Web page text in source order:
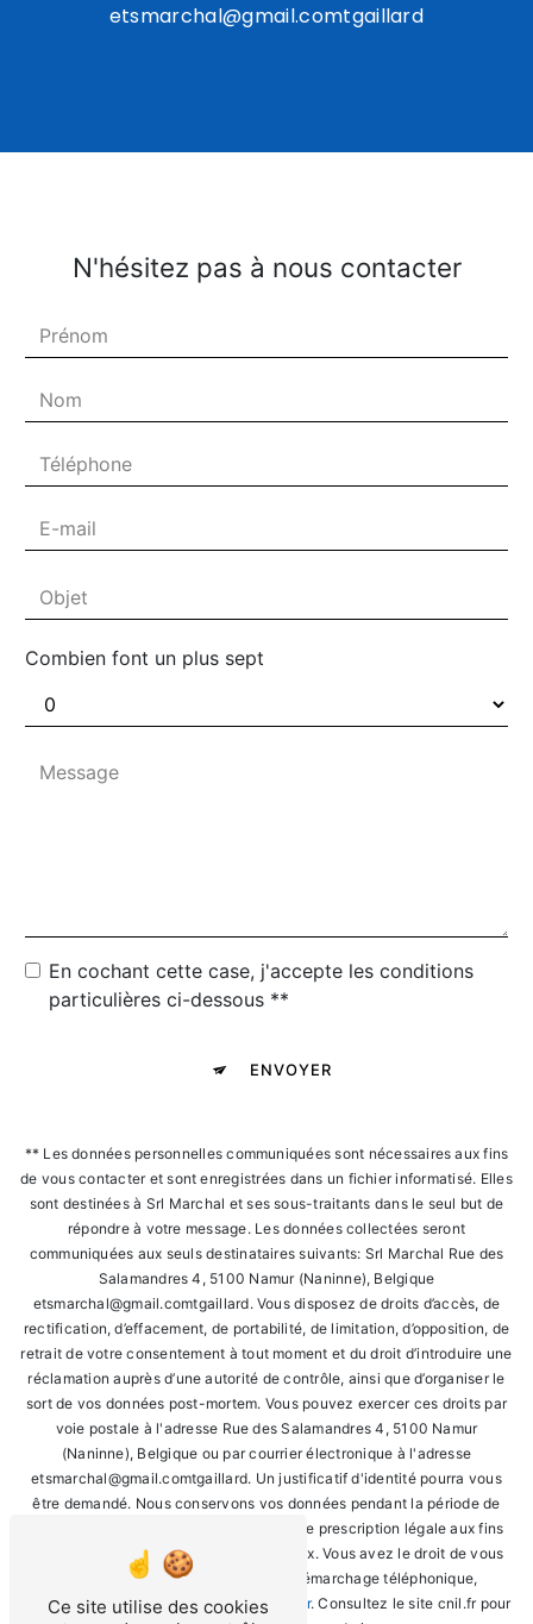
etsmarchal@gmail.comtgaillard
N'hésitez pas à nous contacter
Combien font un plus sept
En cochant cette case, j'accepte les conditions
particulières ci-dessous **
ENVOYER
** Les données personnelles communiquées sont nécessaires aux fins
de vous contacter et sont enregistrées dans un fichier informatisé. Elles
sont destinées à Srl Marchal et ses sous-traitants dans le seul but de
répondre à votre message. Les données collectées seront
communiquées aux seuls destinataires suivants: Srl Marchal Rue des
Salamandres 4, 5100 Namur (Naninne), Belgique
etsmarchal@gmail.comtgaillard. Vous disposez de droits d’accès, de
rectification, d’effacement, de portabilité, de limitation, d’opposition, de
retrait de votre consentement à tout moment et du droit d’introduire une
réclamation auprès d’une autorité de contrôle, ainsi que d’organiser le
sort de vos données post-mortem. Vous pouvez exercer ces droits par
voie postale à l'adresse Rue des Salamandres 4, 5100 Namur
(Naninne), Belgique ou par courrier électronique à l'adresse
etsmarchal@gmail.comtgaillard. Un justificatif d'identité pourra vous
être demandé. Nous conservons vos données pendant la période de
prise de contact puis pendant la durée de prescription légale aux fins
probatoires et de gestion des contentieux. Vous avez le droit de vous
inscrire sur la liste d'opposition au démarchage téléphonique,
disponible à cette adresse:Bloctel.gouv.fr. Consultez le site cnil.fr pour
Ce site utilise des cookies